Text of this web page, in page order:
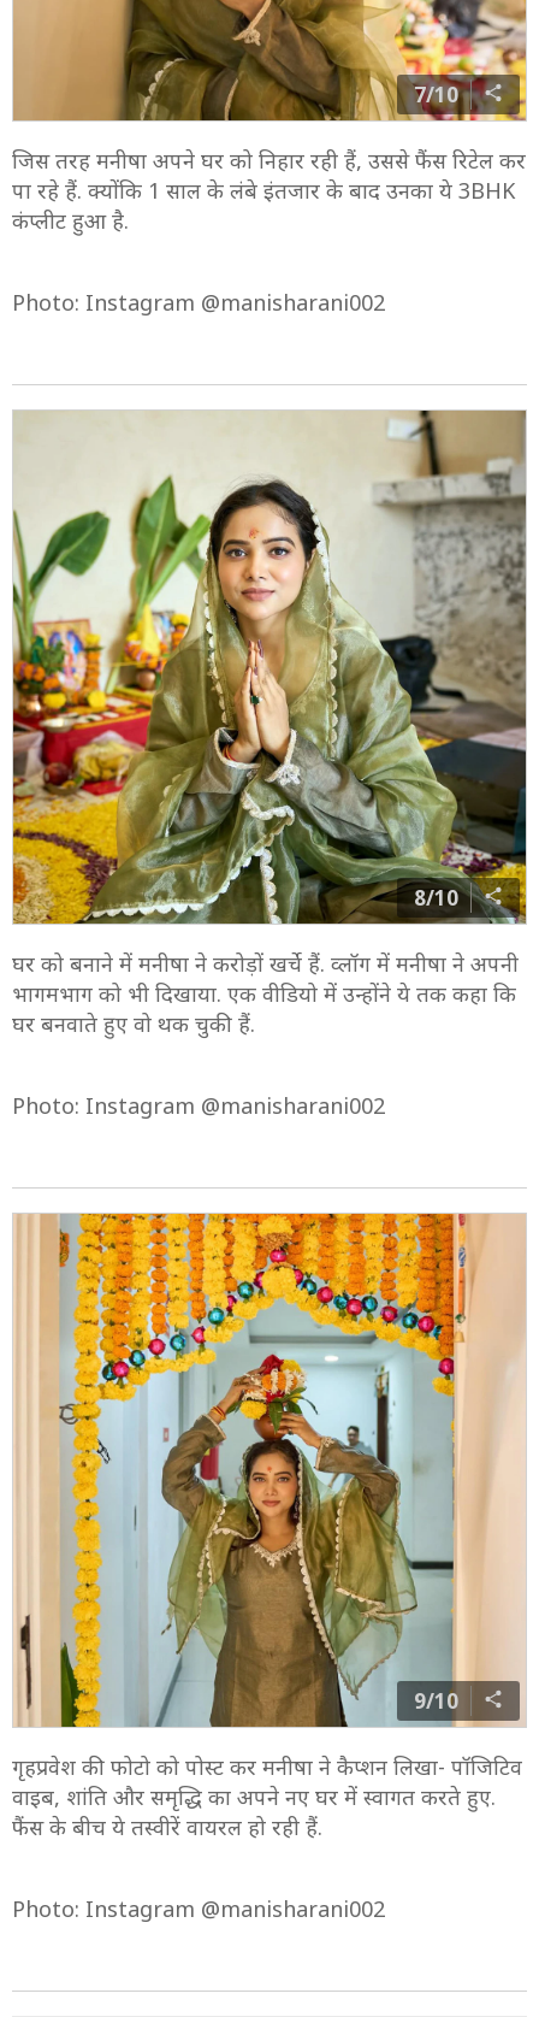
7/10
जिस तरह मनीषा अपने घर को निहार रही हैं, उससे फैंस रिटेल कर
पा रहे हैं. क्योंकि 1 साल के लंबे इंतजार के बाद उनका ये 3BHK
कंप्लीट हुआ है.
Photo: Instagram @manisharani002
8/10
घर को बनाने में मनीषा ने करोड़ों खर्चे हैं. व्लॉग में मनीषा ने अपनी
भागमभाग को भी दिखाया. एक वीडियो में उन्होंने ये तक कहा कि
घर बनवाते हुए वो थक चुकी हैं.
Photo: Instagram @manisharani002
9/10
गृहप्रवेश की फोटो को पोस्ट कर मनीषा ने कैप्शन लिखा- पॉजिटिव
वाइब, शांति और समृद्धि का अपने नए घर में स्वागत करते हुए.
फैंस के बीच ये तस्वीरें वायरल हो रही हैं.
Photo: Instagram @manisharani002